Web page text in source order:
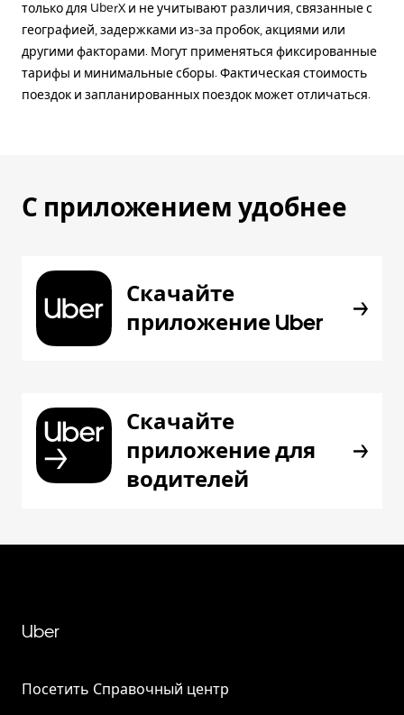
только для UberX и не учитывают различия, связанные с
географией, задержками из-за пробок, акциями или
другими факторами. Могут применяться фиксированные
тарифы и минимальные сборы. Фактическая стоимость
поездок и запланированных поездок может отличаться.
С приложением удобнее
Скачайте
приложение Uber
Скачайте
приложение для
водителей
Uber
Посетить Справочный центр